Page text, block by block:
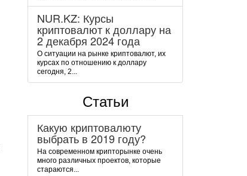
NUR.KZ: Курсы
криптовалют к доллару на
2 декабря 2024 года
О ситуации на рынке криптовалют, их
курсах по отношению к доллару
сегодня, 2...
Статьи
Какую криптовалюту
выбрать в 2019 году?
На современном крипторынке очень
много различных проектов, которые
стараются...